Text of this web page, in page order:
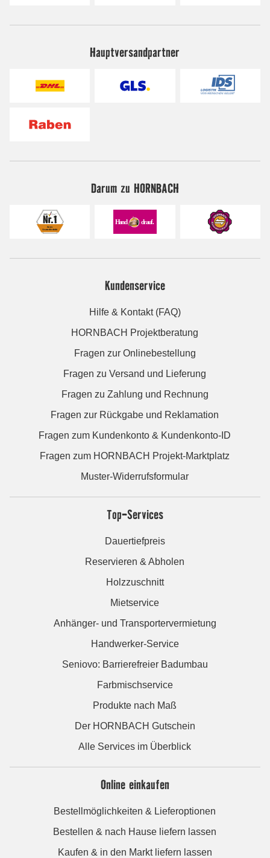
Hauptversandpartner
Darum zu HORNBACH
Kundenservice
Hilfe & Kontakt (FAQ)
HORNBACH Projektberatung
Fragen zur Onlinebestellung
Fragen zu Versand und Lieferung
Fragen zu Zahlung und Rechnung
Fragen zur Rückgabe und Reklamation
Fragen zum Kundenkonto & Kundenkonto-ID
Fragen zum HORNBACH Projekt-Marktplatz
Muster-Widerrufsformular
Top-Services
Dauertiefpreis
Reservieren & Abholen
Holzzuschnitt
Mietservice
Anhänger- und Transportervermietung
Handwerker-Service
Seniovo: Barrierefreier Badumbau
Farbmischservice
Produkte nach Maß
Der HORNBACH Gutschein
Alle Services im Überblick
Online einkaufen
Bestellmöglichkeiten & Lieferoptionen
Bestellen & nach Hause liefern lassen
Kaufen & in den Markt liefern lassen